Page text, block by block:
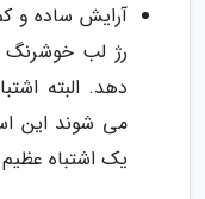
آرایش ساده و
رژ لب خوشرنگ
دهد. البته
می شوند این
یک اشتباه